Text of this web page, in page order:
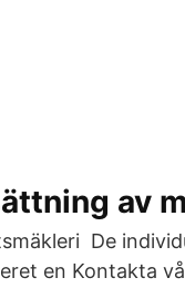
av
De
en Kontakta